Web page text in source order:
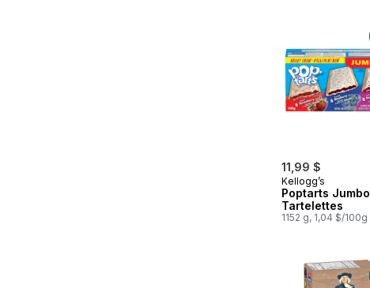
11,99 $
Kellogg’s
Poptarts Jumbo
Tartelettes
1152 g, 1,04 $/100g